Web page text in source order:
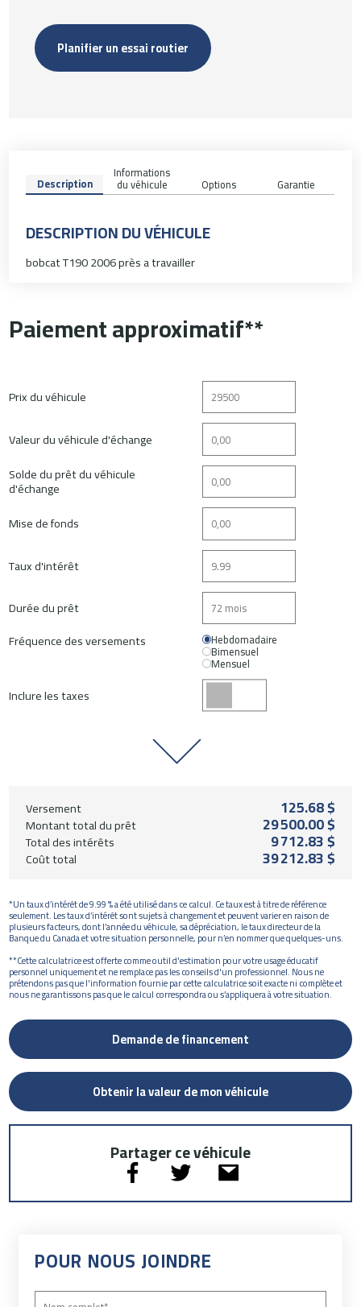
Planifier un essai routier
Description
Informations
du véhicule Options Garantie
DESCRIPTION DU VÉHICULE
bobcat T190 2006 près a travailler
Paiement approximatif**
Prix du véhicule
Valeur du véhicule d'échange
Solde du prêt du véhicule
d'échange
Mise de fonds
Taux d'intérêt
Durée du prêt
Fréquence des versements
Hebdomadaire
Bimensuel
Mensuel
Inclure les taxes
Versement 125.68 $
Montant total du prêt 29 500.00 $
Total des intérêts 9 712.83 $
Coût total 39 212.83 $
*Un taux d’intérêt de 9.99 % a été utilisé dans ce calcul. Ce taux est à titre de référence
seulement. Les taux d’intérêt sont sujets à changement et peuvent varier en raison de
plusieurs facteurs, dont l’année du véhicule, sa dépréciation, le taux directeur de la
Banque du Canada et votre situation personnelle, pour n’en nommer que quelques-uns.
**Cette calculatrice est offerte comme outil d'estimation pour votre usage éducatif
personnel uniquement et ne remplace pas les conseils d'un professionnel. Nous ne
prétendons pas que l'information fournie par cette calculatrice soit exacte ni complète et
nous ne garantissons pas que le calcul correspondra ou s’appliquera à votre situation.
Demande de financement
Obtenir la valeur de mon véhicule
Partager ce véhicule
POUR NOUS JOINDRE